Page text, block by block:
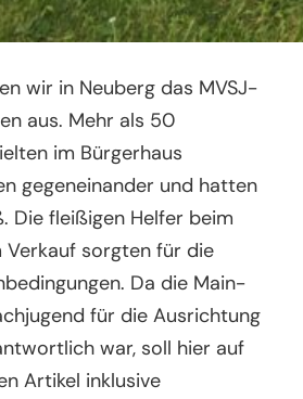
wir in Neuberg das MVSJ-
aus. Mehr als 50
im Bürgerhaus
gegeneinander und hatten
Die fleißigen Helfer beim
Verkauf sorgten für die
Da die Main-
für die Ausrichtung
war, soll hier auf
Artikel inklusive